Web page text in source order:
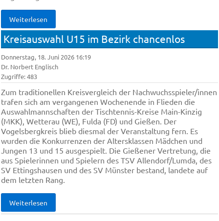
Weiterlesen
Kreisauswahl U15 im Bezirk chancenlos
Donnerstag, 18. Juni 2026 16:19
Dr. Norbert Englisch
Zugriffe: 483
Zum traditionellen Kreisvergleich der Nachwuchsspieler/innen
trafen sich am vergangenen Wochenende in Flieden die
Auswahlmannschaften der Tischtennis-Kreise Main-Kinzig
(MKK), Wetterau (WE), Fulda (FD) und Gießen. Der
Vogelsbergkreis blieb diesmal der Veranstaltung fern. Es
wurden die Konkurrenzen der Altersklassen Mädchen und
Jungen 13 und 15 ausgespielt. Die Gießener Vertretung, die
aus Spielerinnen und Spielern des TSV Allendorf/Lumda, des
SV Ettingshausen und des SV Münster bestand, landete auf
dem letzten Rang.
Weiterlesen